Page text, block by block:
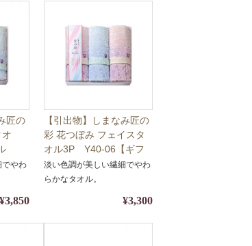
匠の
披露
でやわ
【引出物】しまなみ匠の
彩 花つぼみ フェイスタ
オル3P Y40-06【ギフ
ト・名披露目・タオル】
【包装・熨斗対応】
淡い色調が美しい繊細でやわ
らかなタオル。
¥3,300